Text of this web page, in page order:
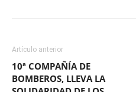
Artículo anterior
10ª COMPAÑÍA DE
BOMBEROS, LLEVA LA